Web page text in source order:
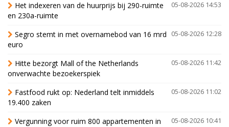
05-08-2026 14:53
Het indexeren van de huurprijs bij 290-ruimte
en 230a-ruimte
05-08-2026 12:28
Segro stemt in met overnamebod van 16 mrd
euro
05-08-2026 11:42
Hitte bezorgt Mall of the Netherlands
onverwachte bezoekerspiek
05-08-2026 11:02
Fastfood rukt op: Nederland telt inmiddels
19.400 zaken
05-08-2026 10:41
Vergunning voor ruim 800 appartementen in